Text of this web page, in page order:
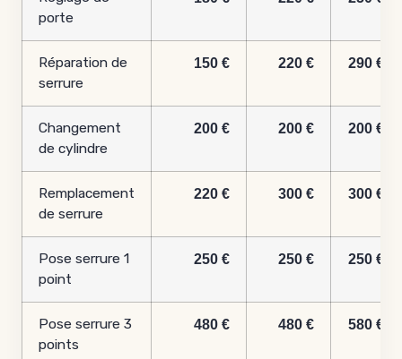
porte
Réparation de
serrure
150 € 220 € 290 €
Changement
de cylindre
200 € 200 € 200 €
Remplacement
de serrure
220 € 300 € 300 €
Pose serrure 1
point
250 € 250 € 250 €
Pose serrure 3
points
480 € 480 € 580 €